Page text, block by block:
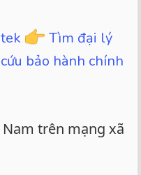
Tìm đại lý
bảo hành chính
trên mạng xã